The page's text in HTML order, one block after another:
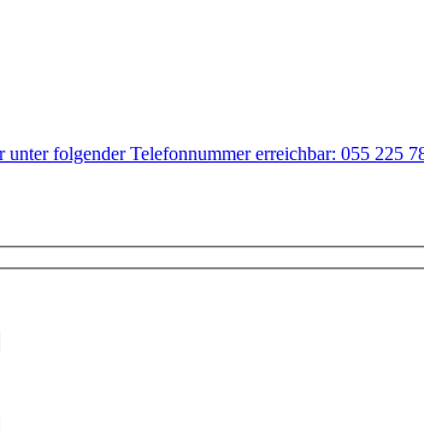
unter folgender Telefonnummer erreichbar: 055 225